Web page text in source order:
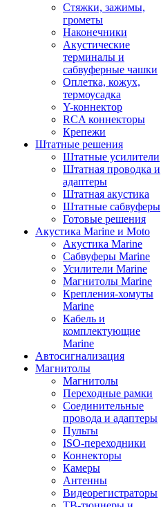
Стяжки, зажимы,
грометы
Наконечники
Акустические
терминалы и
сабвуферные чашки
Оплетка, кожух,
термоусадка
Y-коннектор
RCA коннекторы
Крепежи
Штатные решения
Штатные усилители
Штатная проводка и
адаптеры
Штатная акустика
Штатные сабвуферы
Готовые решения
Акустика Marine и Moto
Акустика Marine
Сабвуферы Marine
Усилители Marine
Магнитолы Marine
Крепления-хомуты
Marine
Кабель и
комплектующие
Marine
Автосигнализация
Магнитолы
Магнитолы
Переходные рамки
Соединительные
провода и адаптеры
Пульты
ISO-переходники
Коннекторы
Камеры
Антенны
Видеорегистраторы